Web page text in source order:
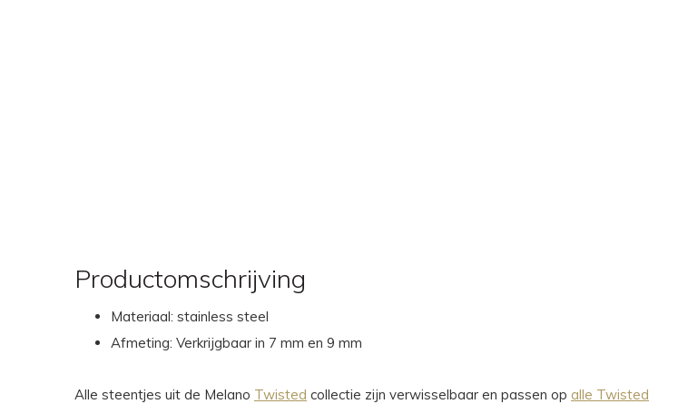
Productomschrijving
Materiaal: stainless steel
Afmeting: Verkrijgbaar in 7 mm en 9 mm
Alle steentjes uit de Melano Twisted collectie zijn verwisselbaar en passen op alle Twisted